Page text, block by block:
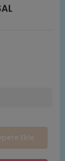
Ekle